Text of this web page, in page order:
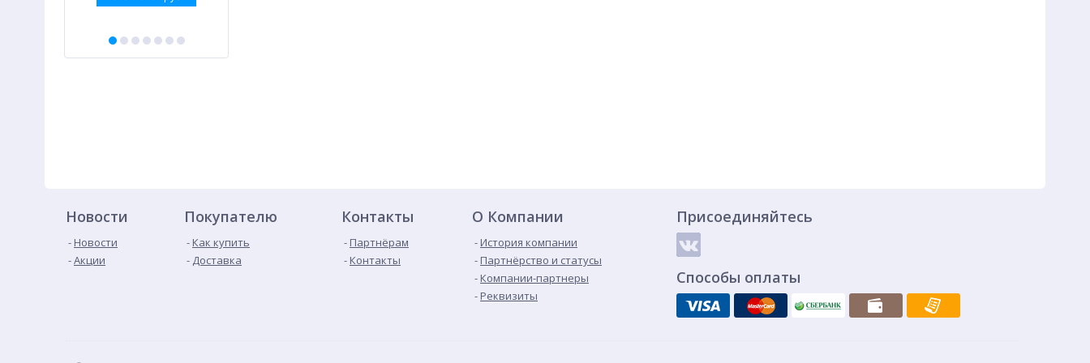
Новости
Новости
Акции
Покупателю
Как купить
Доставка
Контакты
Партнёрам
Контакты
О Компании
История компании
Партнёрство и статусы
Компании-партнеры
Реквизиты
Присоединяйтесь
Способы оплаты